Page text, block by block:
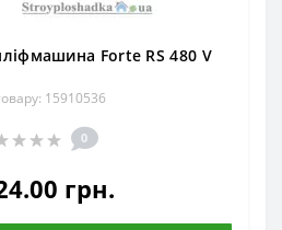
Forte RS 480 V
15910536
0
грн.